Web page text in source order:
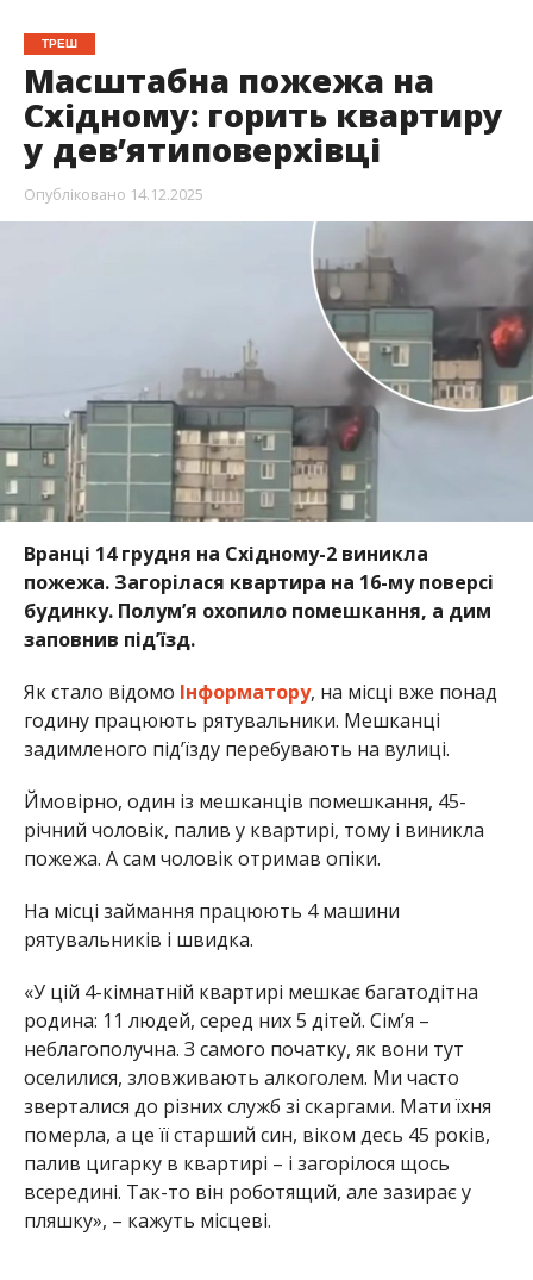
ТРЕШ
Масштабна пожежа на
Східному: горить квартиру
у девʼятиповерхівці
Опубліковано 14.12.2025
Вранці 14 грудня на Східному-2 виникла
пожежа. Загорілася квартира на 16-му поверсі
будинку. Полумʼя охопило помешкання, а дим
заповнив підʼїзд.
Як стало відомо Інформатору, на місці вже понад
годину працюють рятувальники. Мешканці
задимленого підʼїзду перебувають на вулиці.
Ймовірно, один із мешканців помешкання, 45-
річний чоловік, палив у квартирі, тому і виникла
пожежа. А сам чоловік отримав опіки.
На місці займання працюють 4 машини
рятувальників і швидка.
«У цій 4-кімнатній квартирі мешкає багатодітна
родина: 11 людей, серед них 5 дітей. Сім’я –
неблагополучна. З самого початку, як вони тут
оселилися, зловживають алкоголем. Ми часто
зверталися до різних служб зі скаргами. Мати їхня
померла, а це її старший син, віком десь 45 років,
палив цигарку в квартирі – і загорілося щось
всередині. Так-то він роботящий, але зазирає у
пляшку», – кажуть місцеві.